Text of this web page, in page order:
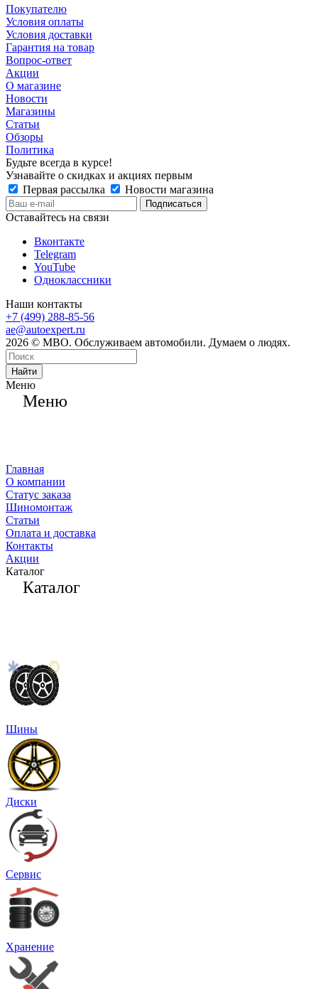
Покупателю
Условия оплаты
Условия доставки
Гарантия на товар
Вопрос-ответ
Акции
О магазине
Новости
Магазины
Статьи
Обзоры
Политика
Будьте всегда в курсе!
Узнавайте о скидках и акциях первым
Первая рассылка
Новости магазина
Оставайтесь на связи
Вконтакте
Telegram
YouTube
Одноклассники
Наши контакты
+7 (499) 288-85-56
ae@autoexpert.ru
2026 © МВО. Обслуживаем автомобили. Думаем о людях.
Найти
Меню
Меню
Главная
О компании
Статус заказа
Шиномонтаж
Статьи
Оплата и доставка
Контакты
Акции
Каталог
Каталог
Шины
Диски
Сервис
Хранение